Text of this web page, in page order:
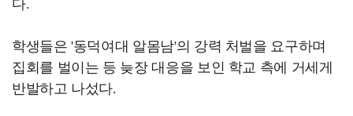
다.
학생들은 '동덕여대 알몸남'의 강력 처벌을 요구하며
집회를 벌이는 등 늦장 대응을 보인 학교 측에 거세게
반발하고 나섰다.